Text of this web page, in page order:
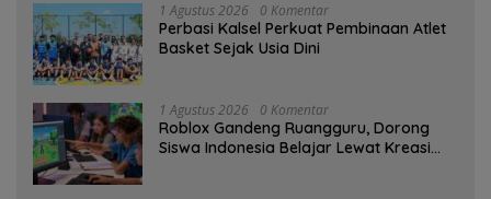
1 Agustus 2026 0 Komentar
Perbasi Kalsel Perkuat Pembinaan Atlet
Basket Sejak Usia Dini
1 Agustus 2026 0 Komentar
Roblox Gandeng Ruangguru, Dorong
Siswa Indonesia Belajar Lewat Kreasi